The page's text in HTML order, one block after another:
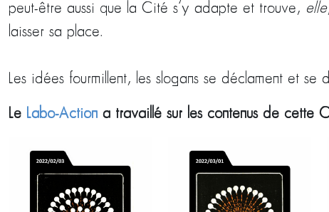
peut-être aussi que la Cité s’y adapte et trouve, elle
laisser sa place.
Les idées fourmillent, les slogans se déclament et
Le Labo-Action a travaillé sur les contenus de cette